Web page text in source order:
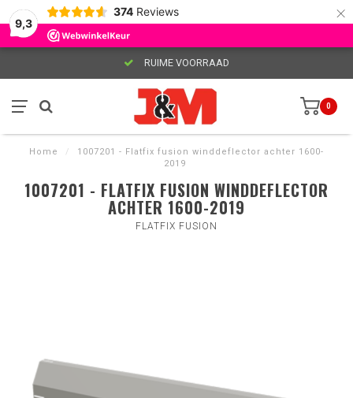
9,3
374 Reviews ×
RUIME VOORRAAD
0
Home /
1007201 - Flatfix fusion winddeflector achter 1600-
2019
1007201 - FLATFIX FUSION WINDDEFLECTOR
ACHTER 1600-2019
FLATFIX FUSION